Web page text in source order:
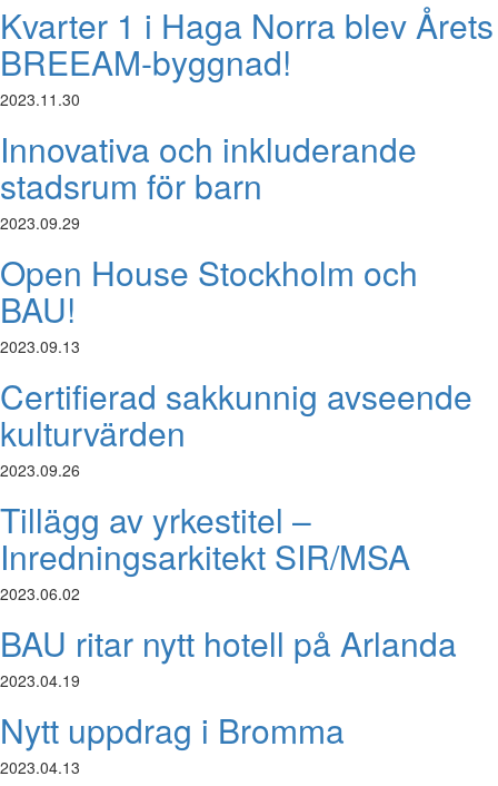
Kvarter 1 i Haga Norra blev Årets
BREEAM-byggnad!
2023.11.30
Innovativa och inkluderande
stadsrum för barn
2023.09.29
Open House Stockholm och
BAU!
2023.09.13
Certifierad sakkunnig avseende
kulturvärden
2023.09.26
Tillägg av yrkestitel –
Inredningsarkitekt SIR/MSA
2023.06.02
BAU ritar nytt hotell på Arlanda
2023.04.19
Nytt uppdrag i Bromma
2023.04.13